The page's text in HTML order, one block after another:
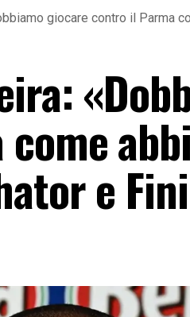
giocare contro il Parma
e